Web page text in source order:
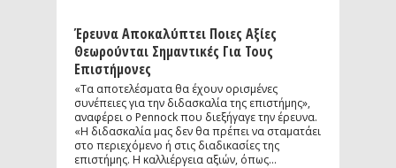
Έρευνα Αποκαλύπτει Ποιες Αξίες
Θεωρούνται Σημαντικές Για Τους
Επιστήμονες
«Τα αποτελέσματα θα έχουν ορισμένες
συνέπειες για την διδασκαλία της επιστήμης»,
αναφέρει ο Pennock που διεξήγαγε την έρευνα.
«Η διδασκαλία μας δεν θα πρέπει να σταματάει
στο περιεχόμενο ή στις διαδικασίες της
επιστήμης. Η καλλιέργεια αξιών, όπως...